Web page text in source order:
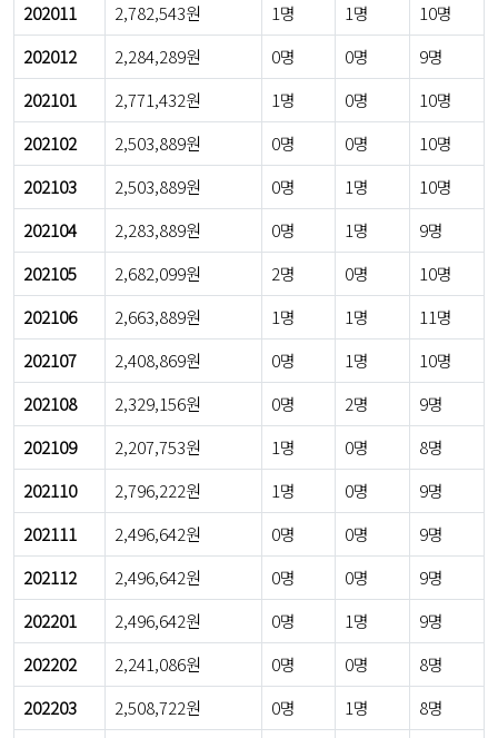
202011
2,782,543원 1명 1명
10명
202012
2,284,289원 0명 0명
9명
202101
2,771,432원 1명 0명
10명
202102
2,503,889원 0명 0명
10명
202103
2,503,889원 0명 1명
10명
202104
2,283,889원 0명 1명
9명
202105
2,682,099원 2명 0명
10명
202106
2,663,889원 1명 1명
11명
202107
2,408,869원 0명 1명
10명
202108
2,329,156원 0명 2명
9명
202109
2,207,753원 1명 0명
8명
202110
2,796,222원 1명 0명
9명
202111
2,496,642원 0명 0명
9명
202112
2,496,642원 0명 0명
9명
202201
2,496,642원 0명 1명
9명
202202
2,241,086원 0명 0명
8명
202203
2,508,722원 0명 1명
8명